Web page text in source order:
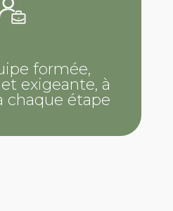
formée,
exigeante, à
chaque étape